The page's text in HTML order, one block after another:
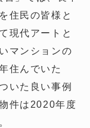
住民の皆様と
現代アートと
マンションの
住んでいた
いた良い事例
件は2020年度